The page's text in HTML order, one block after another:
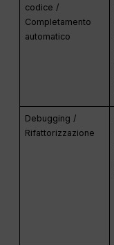
codice /
Completamento
automatico
Debugging /
Rifattorizzazione